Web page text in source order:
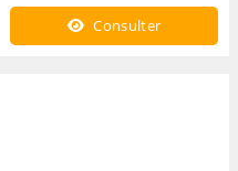
Consulter